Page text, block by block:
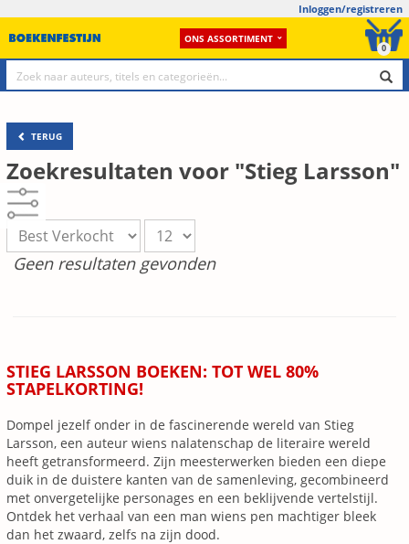
Inloggen/registreren
ONS ASSORTIMENT
0
TERUG
Zoekresultaten voor "Stieg Larsson"
Geen resultaten gevonden
STIEG LARSSON BOEKEN: TOT WEL 80%
STAPELKORTING!
Dompel jezelf onder in de fascinerende wereld van Stieg
Larsson, een auteur wiens nalatenschap de literaire wereld
heeft getransformeerd. Zijn meesterwerken bieden een diepe
duik in de duistere kanten van de samenleving, gecombineerd
met onvergetelijke personages en een beklijvende vertelstijl.
Ontdek het verhaal van een man wiens pen machtiger bleek
dan het zwaard, zelfs na zijn dood.